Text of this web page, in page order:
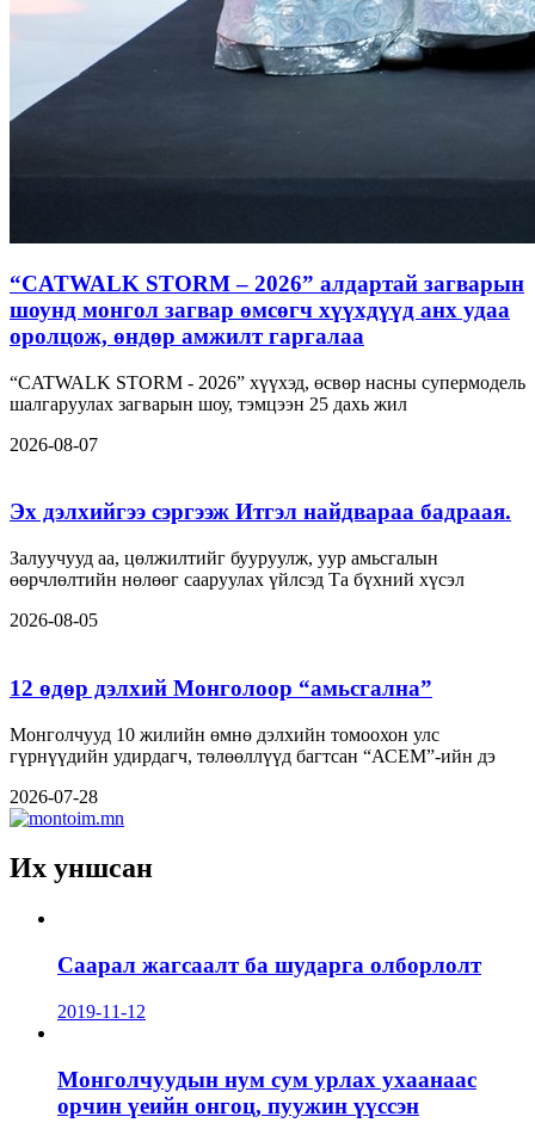
“CATWALK STORM – 2026” алдартай загварын
шоунд монгол загвар өмсөгч хүүхдүүд анх удаа
оролцож, өндөр амжилт гаргалаа
“CATWALK STORM - 2026” хүүхэд, өсвөр насны супермодель
шалгаруулах загварын шоу, тэмцээн 25 дахь жил
2026-08-07
Эх дэлхийгээ сэргээж Итгэл найдвараа бадраая.
Залуучууд аа, цөлжилтийг бууруулж, уур амьсгалын
өөрчлөлтийн нөлөөг сааруулах үйлсэд Та бүхний хүсэл
2026-08-05
12 өдөр дэлхий Монголоор “амьсгална”
Монголчууд 10 жилийн өмнө дэлхийн томоохон улс
гүрнүүдийн удирдагч, төлөөллүүд багтсан “АСЕМ”-ийн дэ
2026-07-28
Их уншсан
Саарал жагсаалт ба шударга олборлолт
2019-11-12
Монголчуудын нум сум урлах ухаанаас
орчин үеийн онгоц, пуужин үүссэн